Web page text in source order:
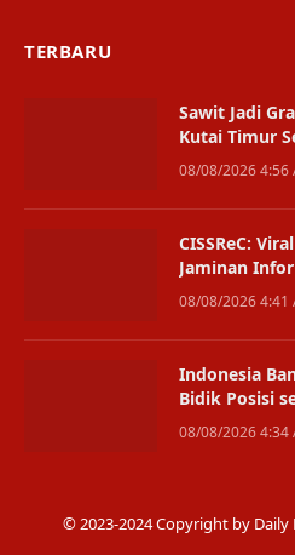
TERBARU
Sawit Jadi
Kutai Timur
08/08/2026 4:56
CISSReC:
Jaminan
08/08/2026 4:41
Indonesia
Bidik Posisi
Tenggara
08/08/2026 4:34
© 2023-2024 Copyright by